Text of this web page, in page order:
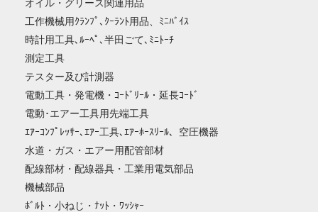
オイル・グリース関連用品
工作機械用ｸﾗﾝﾌﾟ､ｸｰﾗﾝﾄ用品、ﾐﾆﾊﾞｲｽ
時計用工具､ﾙｰﾍﾟ､半田ごて､ﾐﾆﾄｰﾁ
測定工具
テスター及び計測器
電動工具・発電機・ｺｰﾄﾞﾘｰﾙ・延長ｺｰﾄﾞ
電動･エアー工具用先端工具
ｴｱｰｺﾝﾌﾟﾚｯｻｰ､ｴｱｰ工具､ｴｱｰﾎｰｽﾘｰﾙ、空圧機器
水道・ガス・エアー用配管部材
配線部材・配線器具・工業用電気部品
機械部品
ﾎﾞﾙﾄ・小ねじ・ﾅｯﾄ・ﾜｯｼｬｰ